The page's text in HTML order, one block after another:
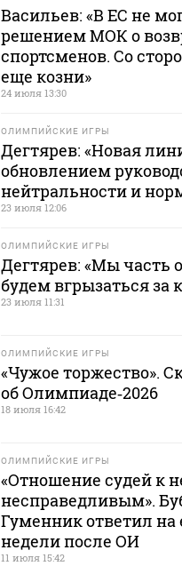
Васильев: «В ЕС не
решением МОК о
спортсменов. Со
еще козни»
24 июля 13:30
ОЛИМПИЙСКИЕ ИГРЫ
Дегтярев: «Новая
обновлением
нейтральности и
23 июля 12:06
ОЛИМПИЙСКИЕ ИГРЫ
Дегтярев: «Мы часть
будем вгрызаться за
23 июля 11:31
ОЛИМПИЙСКИЕ ИГРЫ
«Чужое торжество».
об Олимпиаде‑2026
18 июля 16:42
ОЛИМПИЙСКИЕ ИГРЫ
«Отношение судей к
несправедливым».
Гуменник ответил на
недели после ОИ
11 июля 15:42